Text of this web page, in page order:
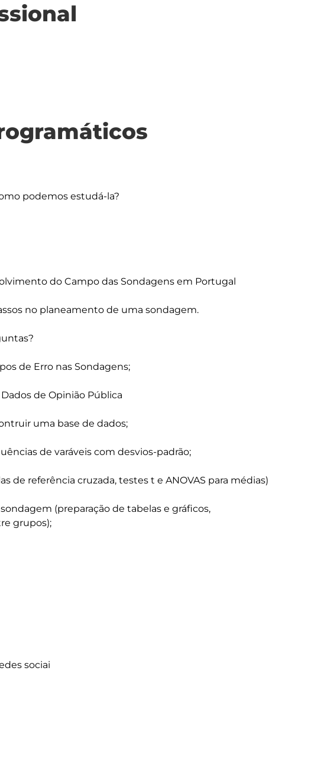
podemos estudá-la?
do Campo das Sondagens em Portugal
no planeamento de uma sondagem.
de Erro nas Sondagens;
de Opinião Pública
uma base de dados;
de varáveis com desvios-padrão;
de referência cruzada, testes t e ANOVAS para médias)
(preparação de tabelas e gráficos,
grupos);